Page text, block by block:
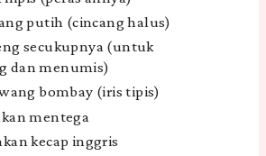
putih (cincang halus)
secukupnya (untuk
dan menumis)
bombay (iris tipis)
mentega
kecap inggris